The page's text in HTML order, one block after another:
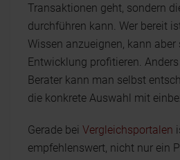
Transaktionen geht, sondern
durchführen kann. Wer bereit
Wissen anzueignen, kann aber
Entwicklung profitieren.
Berater kann man selbst
die konkrete Auswahl mit
Gerade bei Vergleichsportalen
empfehlenswert, nicht nur ein